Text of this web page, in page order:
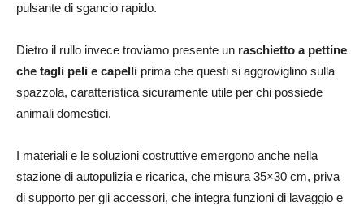
pulsante di sgancio rapido.
Dietro il rullo invece troviamo presente un raschietto a pettine
che tagli peli e capelli prima che questi si aggroviglino sulla
spazzola, caratteristica sicuramente utile per chi possiede
animali domestici.
I materiali e le soluzioni costruttive emergono anche nella
stazione di autopulizia e ricarica, che misura 35×30 cm, priva
di supporto per gli accessori, che integra funzioni di lavaggio e